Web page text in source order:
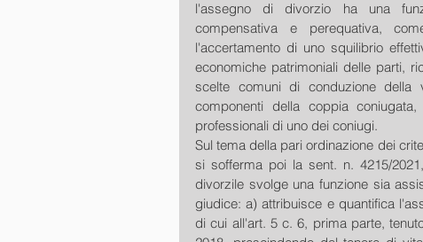
l'assegno di divorzio ha una
compensativa e perequativa,
l'accertamento di uno squilibrio
economiche patrimoniali delle parti,
scelte comuni di conduzione della
componenti della coppia
professionali di uno dei coniugi.
Sul tema della pari ordinazione dei
si sofferma poi la sent. n. 4215/
divorzile svolge una funzione sia
giudice: a) attribuisce e quantifica
di cui all'art. 5 c. 6, prima parte,